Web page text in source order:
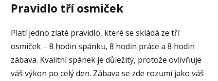
Pravidlo tří osmiček
Platí jedno zlaté pravidlo, které se skládá ze tří
osmiček – 8 hodin spánku, 8 hodin práce a 8 hodin
zábava. Kvalitní spánek je důležitý, protože ovlivňuje
váš výkon po celý den. Zábava se zde rozumí jako váš